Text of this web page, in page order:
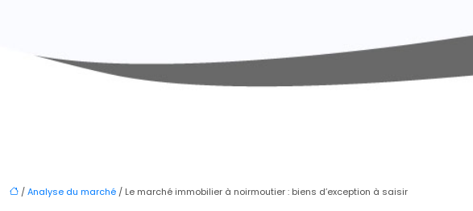
/Analyse du marché / Le marché immobilier à noirmoutier : biens d’exception à saisir